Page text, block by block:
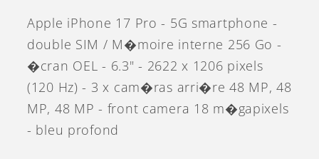
Apple iPhone 17 Pro - 5G smartphone -
double SIM / M�moire interne 256 Go -
�cran OEL - 6.3" - 2622 x 1206 pixels
(120 Hz) - 3 x cam�ras arri�re 48 MP, 48
MP, 48 MP - front camera 18 m�gapixels
- bleu profond